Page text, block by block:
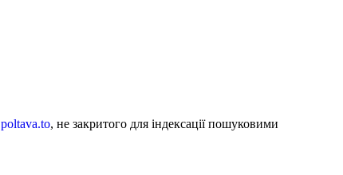
poltava.to, не закритого для індексації пошуковими